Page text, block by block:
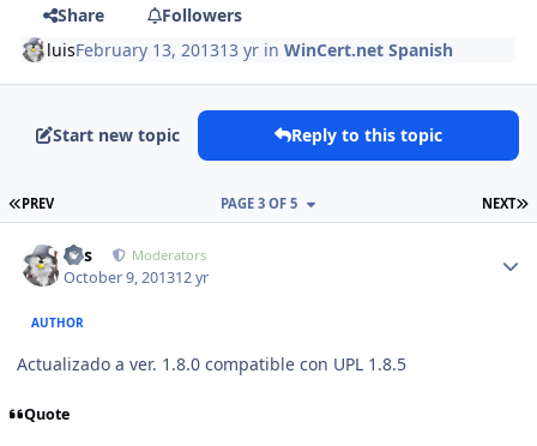
Share
Followers
luisFebruary 13, 201313 yr inWinCert.net Spanish
Start new topic Reply to this topic
FIRST PAGE
PREV NEXT
PAGE 3 OF 5
luis Moderators
October 9, 201312 yr
AUTHOR
Actualizado a ver. 1.8.0 compatible con UPL 1.8.5
Quote